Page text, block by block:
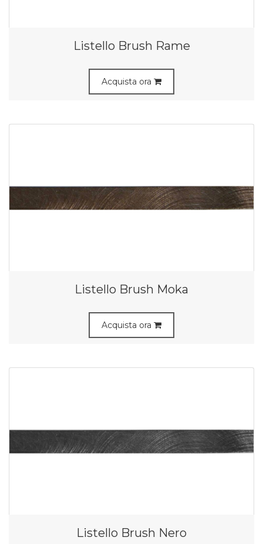
Listello Brush Rame
Acquista ora
Listello Brush Moka
Acquista ora
Listello Brush Nero